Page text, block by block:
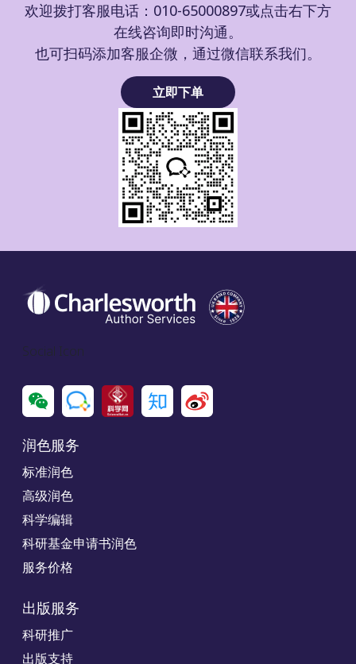
欢迎拨打客服电话：010-65000897或点击右下方
在线咨询即时沟通。
也可扫码添加客服企微，通过微信联系我们。
立即下单
Social Icon
润色服务
标准润色
高级润色
科学编辑
科研基金申请书润色
服务价格
出版服务
科研推广
出版支持